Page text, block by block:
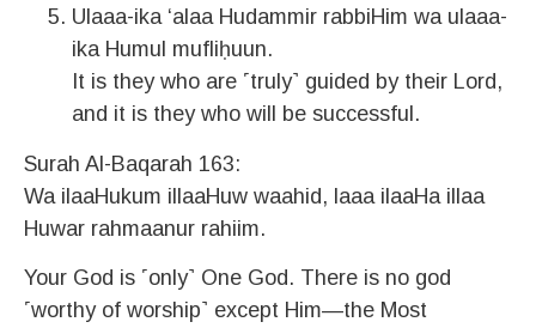
Ulaaa-ika ‘alaa Hudammir rabbiHim wa ulaaa-
ika Humul mufliḥuun.
It is they who are ˹truly˺ guided by their Lord,
and it is they who will be successful.
Surah Al-Baqarah 163:
Wa ilaaHukum illaaHuw waahid, laaa ilaaHa illaa
Huwar rahmaanur rahiim.
Your God is ˹only˺ One God. There is no god
˹worthy of worship˺ except Him—the Most